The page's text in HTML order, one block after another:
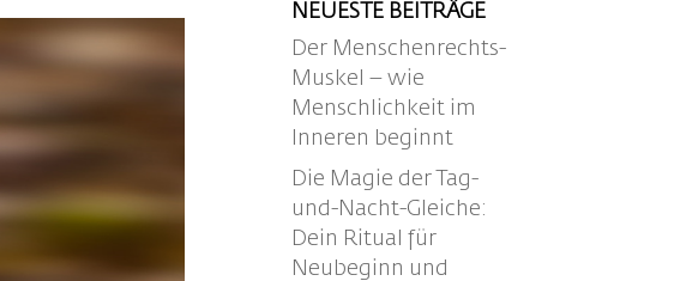
NEUESTE BEITRÄGE
Der Menschenrechts-
Muskel – wie
Menschlichkeit im
Inneren beginnt
Die Magie der Tag-
und-Nacht-Gleiche:
Dein Ritual für
Neubeginn und